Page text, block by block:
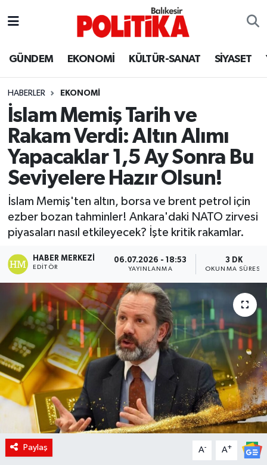
GÜNDEM EKONOMİ KÜLTÜR-SANAT SİYASET
HABERLER EKONOMİ
İslam Memiş Tarih ve
Rakam Verdi: Altın Alımı
Yapacaklar 1,5 Ay Sonra Bu
Seviyelere Hazır Olsun!
İslam Memiş'ten altın, borsa ve brent petrol için
ezber bozan tahminler! Ankara'daki NATO zirvesi
piyasaları nasıl etkileyecek? İşte kritik rakamlar.
HABER MERKEZI
EDITÖR
06.07.2026 - 18:53
YAYINLANMA
3 DK
OKUNMA SÜRESI
Paylaş A- A+
Ayvalık
Bandırma
Bigadiç
BİYOGRAFİLER
Burhaniye
ÇEVRE
DÜNYA
Dursunbey
Edremit
EĞİTİM
EKONOMİ
Erdek
Balıkesir Hava Durumu
Balikesir Namaz Vakitleri
Balıkesir Trafik Yoğunluk Haritası
Süper Lig Puan Durumu ve Fikstür
Tüm Manşetler
Son Dakika Haberleri
Haber Arşivi